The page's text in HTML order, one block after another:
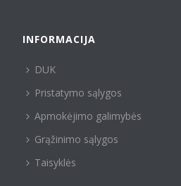
INFORMACIJA
DUK
Pristatymo sąlygos
Apmokėjimo galimybės
Grąžinimo sąlygos
Taisyklės